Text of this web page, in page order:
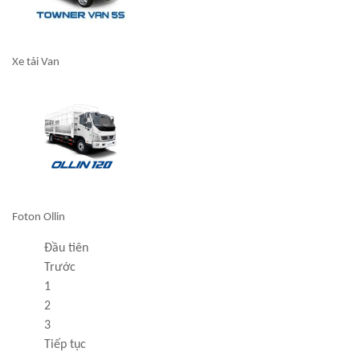
Xe tải Van
Foton Ollin
Đầu tiên
Trước
1
2
3
Tiếp tục